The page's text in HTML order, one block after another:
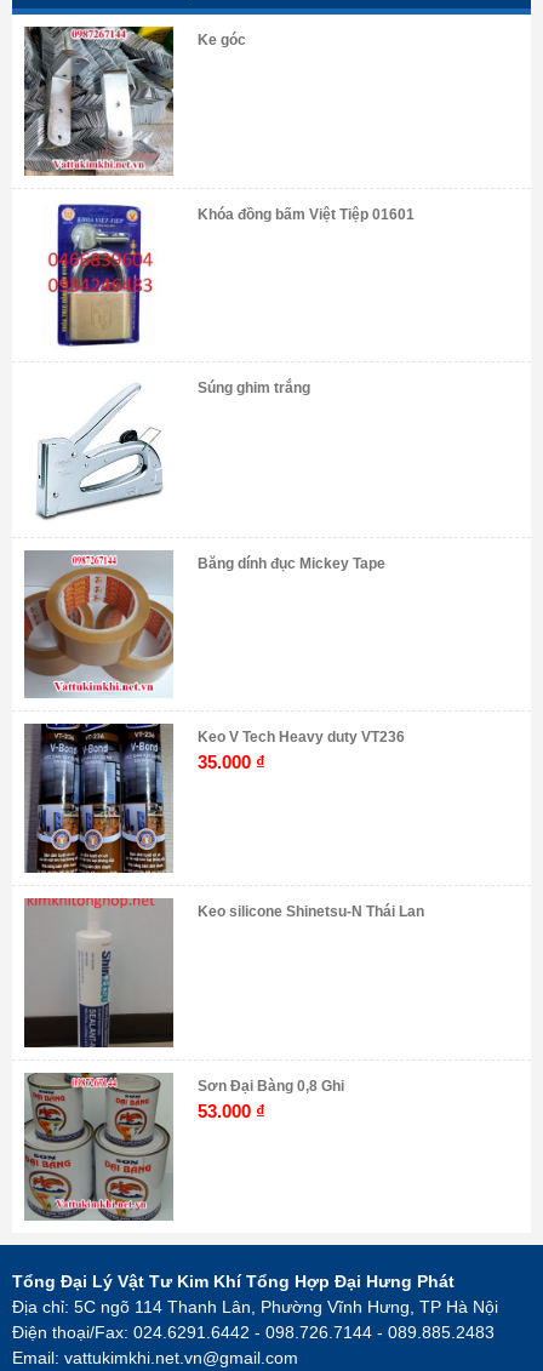
Ke góc
Khóa đồng bấm Việt Tiệp 01601
Súng ghim trắng
Băng dính đục Mickey Tape
Keo V Tech Heavy duty VT236
35.000 ₫
Keo silicone Shinetsu-N Thái Lan
Sơn Đại Bàng 0,8 Ghi
53.000 ₫
Tổng Đại Lý Vật Tư Kim Khí Tổng Hợp Đại Hưng Phát
Địa chỉ: 5C ngõ 114 Thanh Lân, Phường Vĩnh Hưng, TP Hà Nội
Điện thoại/Fax: 024.6291.6442 - 098.726.7144 - 089.885.2483
Email: vattukimkhi.net.vn@gmail.com